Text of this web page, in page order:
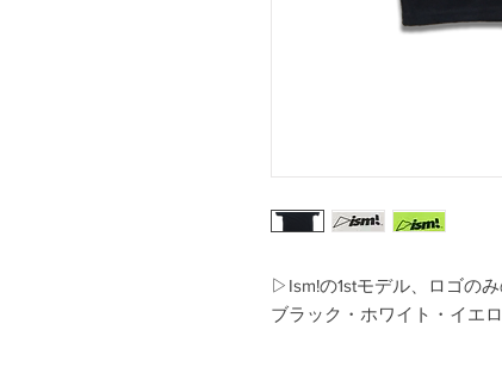
▷Ism!の1stモデル、ロゴの
ブラック・ホワイト・イエ